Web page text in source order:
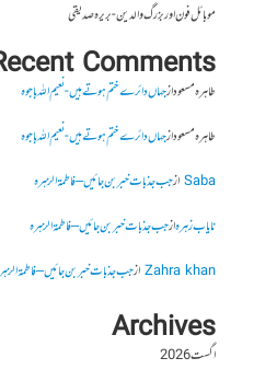
موبائل فون اور بزرگ والدین- بریرہ صدیقی
Comments
طاہرہ مسعودازجہاں دائرے ختم ہوتے ہیں- نعیم اللہ باجوہ
طاہرہ مسعودازجہاں دائرے ختم ہوتے ہیں- نعیم اللہ باجوہ
Sabaازجب جذبات خبر بن جائیں – فاطمۃالزہرہ
نایاب زہرہازجب جذبات خبر بن جائیں – فاطمۃالزہرہ
Zahra khanازجب جذبات خبر بن جائیں –
Archives
اگست 2026